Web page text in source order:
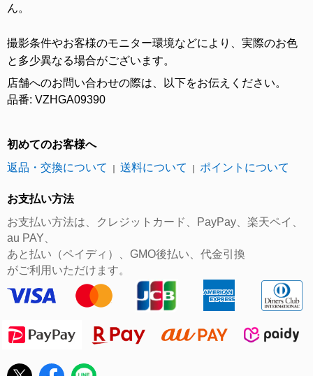
ん。
撮影条件やお客様のモニター環境などにより、実際のお色
と多少異なる場合がございます。
店舗へのお問い合わせの際は、以下をお伝えください。
品番: VZHGA09390
初めてのお客様へ
返品・交換について
送料について ポイントについて
お支払い方法
お支払い方法は、クレジットカード、PayPay、楽天ペイ、
au PAY、
あと払い（ペイディ）、GMO後払い、代金引換
がご利用いただけます。